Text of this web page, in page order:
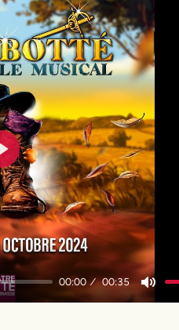
00:00 00:35
Mute
Play